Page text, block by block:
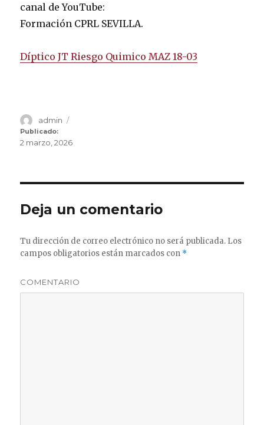
canal de YouTube:
Formación CPRL SEVILLA.
Díptico JT Riesgo Quimico MAZ 18-03
Autor
admin
Publicado:
2 marzo, 2026
Deja un comentario
Tu dirección de correo electrónico no será publicada. Los
campos obligatorios están marcados con *
COMENTARIO